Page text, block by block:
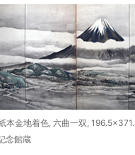
金地着色, 六曲一双,
念館蔵